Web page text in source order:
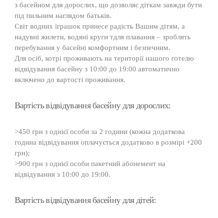
з басейном для дорослих, що дозволяє діткам завжди бути
під пильним наглядом батьків.
Світ водних іграшок принесе радість Вашим дітям, а
надувні жилети, водяні круги тдля плавання – зроблять
перебування у басейні комфортним і безпечним.
Для осіб, котрі проживають на території нашого готелю
відвідування басейну з 10:00 до 19:00 автоматично
включено до вартості проживання.
Вартість відвідування басейну для дорослих:
>450 грн з однієї особи за 2 години (кожна додаткова
година відвідування оплачується додатково в розмірі +200
грн);
>900 грн з однієї особи пакетний абонемент на
відвідування з 10:00 до 19:00.
Вартість відвідування басейну для дітей: